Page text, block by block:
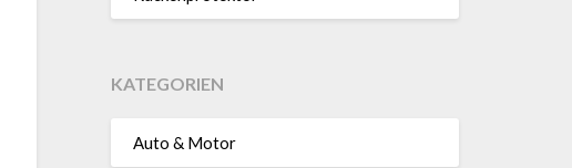
KATEGORIEN
Auto & Motor